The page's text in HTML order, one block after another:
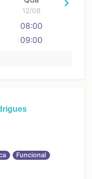
12/08
08:00
09:00
14:00
17:00
Funcional